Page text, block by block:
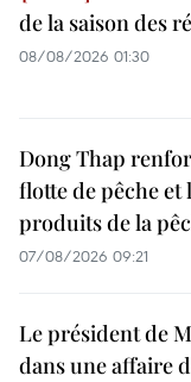
de la saison des
08/08/2026 01:30
Dong Thap
flotte de pêche et
produits de la
07/08/2026 09:21
Le président de
dans une affaire